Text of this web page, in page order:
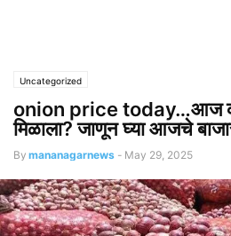
Uncategorized
onion price today…आज
मिळाला? जाणून घ्या आजचे
By mananagarnews - May 29, 2025